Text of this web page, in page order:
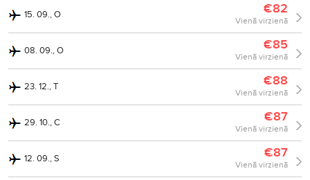
15. 09., O €82
Vienā virzienā
08. 09., O €85
Vienā virzienā
23. 12., T €88
Vienā virzienā
29. 10., C €87
Vienā virzienā
12. 09., S €87
Vienā virzienā